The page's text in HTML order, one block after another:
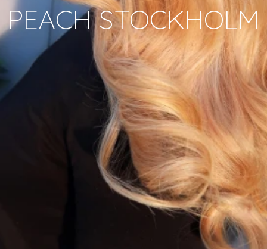
PEACH STOCKHOLM